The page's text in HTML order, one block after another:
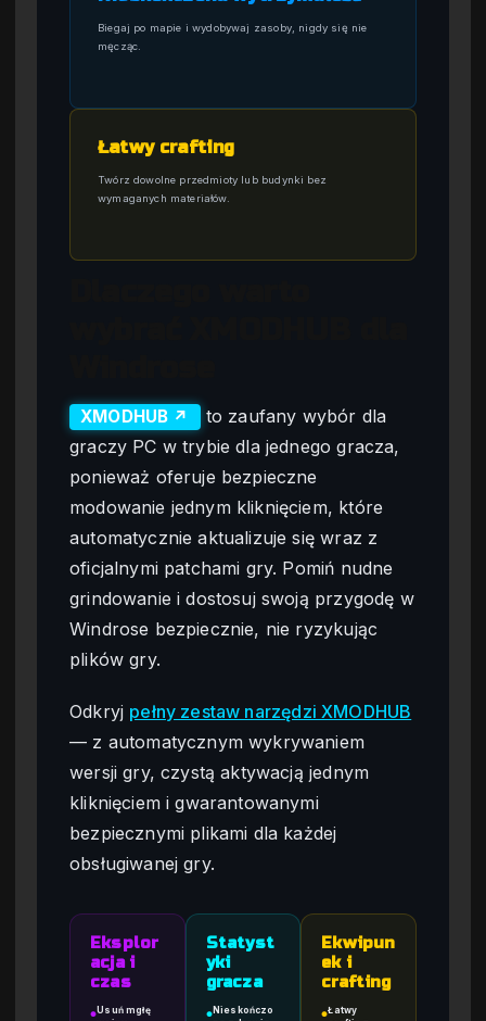
Biegaj po mapie i wydobywaj zasoby, nigdy się nie
męcząc.
Łatwy crafting
Twórz dowolne przedmioty lub budynki bez
wymaganych materiałów.
XMODHUB ↗
to zaufany wybór dla
graczy PC w trybie dla jednego gracza,
ponieważ oferuje bezpieczne
modowanie jednym kliknięciem, które
automatycznie aktualizuje się wraz z
oficjalnymi patchami gry. Pomiń nudne
grindowanie i dostosuj swoją przygodę w
Windrose bezpiecznie, nie ryzykując
plików gry.
Odkryj pełny zestaw narzędzi XMODHUB
— z automatycznym wykrywaniem
wersji gry, czystą aktywacją jednym
kliknięciem i gwarantowanymi
bezpiecznymi plikami dla każdej
obsługiwanej gry.
Eksplor
acja i
czas
●Usuń mgłę
Statyst
yki
gracza
●Nieskończo
Ekwipun
ek i
crafting
●Łatwy